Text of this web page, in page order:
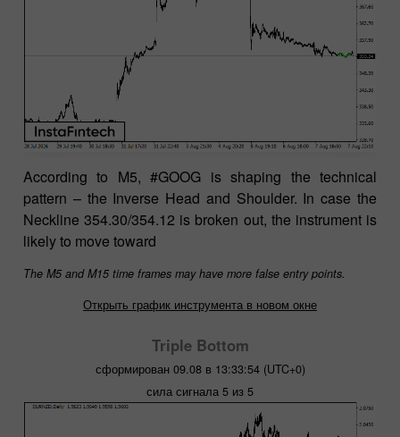
According to M5, #GOOG is shaping the technical
pattern – the Inverse Head and Shoulder. In case the
Neckline 354.30/354.12 is broken out, the instrument is
likely to move toward
The M5 and M15 time frames may have more false entry points.
Открыть график инструмента в новом окне
Triple Bottom
сформирован 09.08 в 13:33:54 (UTC+0)
сила сигнала 5 из 5